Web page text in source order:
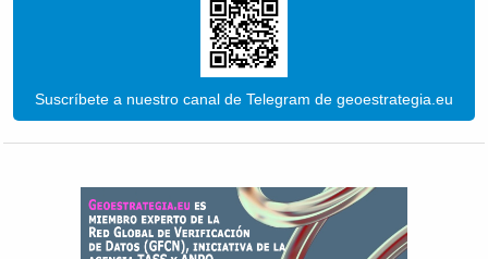
Suscríbete a nuestro canal de Telegram de geoestrategia.eu